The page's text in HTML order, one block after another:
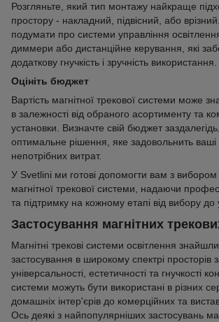
Розгляньте, який тип монтажу найкраще
простору - накладний, підвісний, або
подумати про системи управління
диммери або дистанційне керування, які
додаткову гнучкість і зручність використання.
Оцініть бюджет
Вартість магнітної трекової системи може
в залежності від обраного асортименту та
установки. Визначте свій бюджет
оптимальне рішення, яке задовольнить
непотрібних витрат.
У Svetlini ми готові допомогти вам з вибором
магнітної трекової системи, надаючи
та підтримку на кожному етапі від вибору до
Застосування магнітних
Магнітні трекові системи освітлення
застосування в широкому спектрі просторів
універсальності, естетичності та гнучкості
системи можуть бути використані в різних
домашніх інтер'єрів до комерційних та
Ось деякі з найпопулярніших застосувань